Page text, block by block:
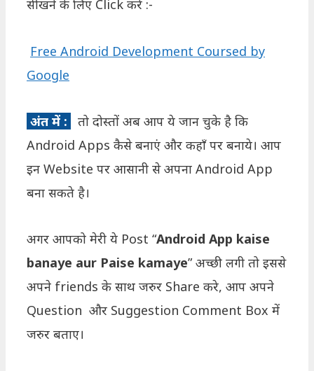
सीखने के लिए Click करे :-
Free Android Development Coursed by
Google
अंत में :
तो दोस्तों अब आप ये जान चुके है कि
Android Apps कैसे बनाएं और कहाँ पर बनाये। आप
इन Website पर आसानी से अपना Android App
बना सकते है।
अगर आपको मेरी ये Post “Android App kaise
banaye aur Paise kamaye” अच्छी लगी तो इससे
अपने friends के साथ जरुर Share करे, आप अपने
Question और Suggestion Comment Box में
जरुर बताए।